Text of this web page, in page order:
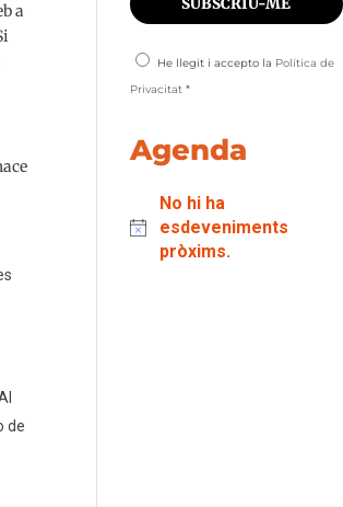
a
de
He llegit i accepto la Política de
Privacitat *
Agenda
No hi ha
esdeveniments
pròxims.